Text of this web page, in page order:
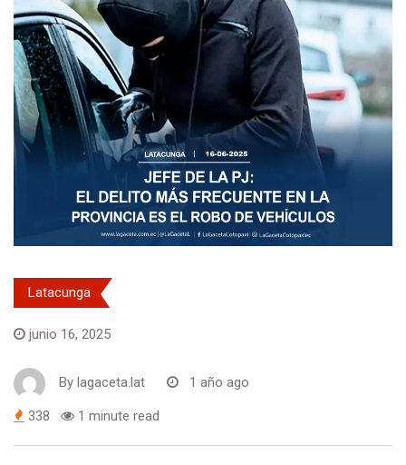
Latacunga
junio 16, 2025
By lagaceta.lat 1 año ago
338 1 minute read